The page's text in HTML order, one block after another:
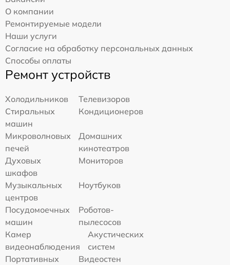
О компании
Ремонтируемые модели
Наши услуги
Согласие на обработку персональных данных
Способы оплаты
Ремонт устройств
Холодильников
Телевизоров
Стиральных
машин
Кондиционеров
Микроволновых
печей
Домашних
кинотеатров
Духовых
шкафов
Мониторов
Музыкальных
центров
Ноутбуков
Посудомоечных
машин
Роботов-
пылесосов
Камер
видеонаблюдения
Акустических
систем
Портативных
Видеостен